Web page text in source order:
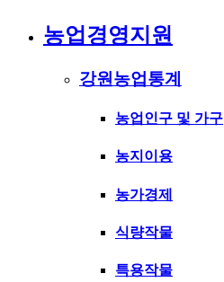
농업경영지원
강원농업통계
농업인구 및 가구
농지이용
농가경제
식량작물
특용작물